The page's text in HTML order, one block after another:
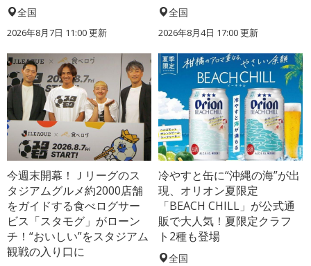
全国
2026年8月7日 11:00更新
全国
2026年8月4日 17:00更新
今週末開幕！Ｊリーグのス
タジアムグルメ約2000店舗
をガイドする食べログサー
ビス「スタモグ」がローン
チ！“おいしい”をスタジアム
観戦の入り口に
冷やすと缶に“沖縄の海”が出
現、オリオン夏限定
「BEACH CHILL」が公式通
販で大人気！夏限定クラフ
ト2種も登場
全国